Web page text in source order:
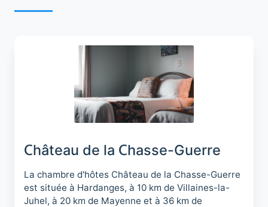
Château de la Chasse-Guerre
La chambre d'hôtes Château de la Chasse-Guerre
est située à Hardanges, à 10 km de Villaines-la-
Juhel, à 20 km de Mayenne et à 36 km de